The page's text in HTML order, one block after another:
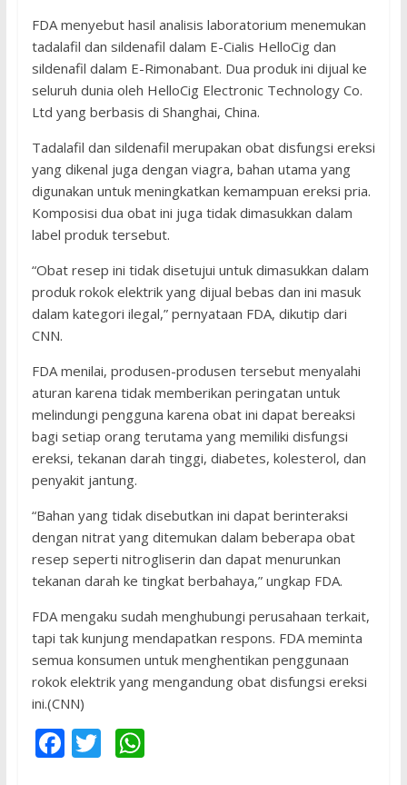
FDA menyebut hasil analisis laboratorium menemukan
tadalafil dan sildenafil dalam E-Cialis HelloCig dan
sildenafil dalam E-Rimonabant. Dua produk ini dijual ke
seluruh dunia oleh HelloCig Electronic Technology Co.
Ltd yang berbasis di Shanghai, China.
Tadalafil dan sildenafil merupakan obat disfungsi ereksi
yang dikenal juga dengan viagra, bahan utama yang
digunakan untuk meningkatkan kemampuan ereksi pria.
Komposisi dua obat ini juga tidak dimasukkan dalam
label produk tersebut.
“Obat resep ini tidak disetujui untuk dimasukkan dalam
produk rokok elektrik yang dijual bebas dan ini masuk
dalam kategori ilegal,” pernyataan FDA, dikutip dari
CNN.
FDA menilai, produsen-produsen tersebut menyalahi
aturan karena tidak memberikan peringatan untuk
melindungi pengguna karena obat ini dapat bereaksi
bagi setiap orang terutama yang memiliki disfungsi
ereksi, tekanan darah tinggi, diabetes, kolesterol, dan
penyakit jantung.
“Bahan yang tidak disebutkan ini dapat berinteraksi
dengan nitrat yang ditemukan dalam beberapa obat
resep seperti nitrogliserin dan dapat menurunkan
tekanan darah ke tingkat berbahaya,” ungkap FDA.
FDA mengaku sudah menghubungi perusahaan terkait,
tapi tak kunjung mendapatkan respons. FDA meminta
semua konsumen untuk menghentikan penggunaan
rokok elektrik yang mengandung obat disfungsi ereksi
ini.(CNN)
F T W